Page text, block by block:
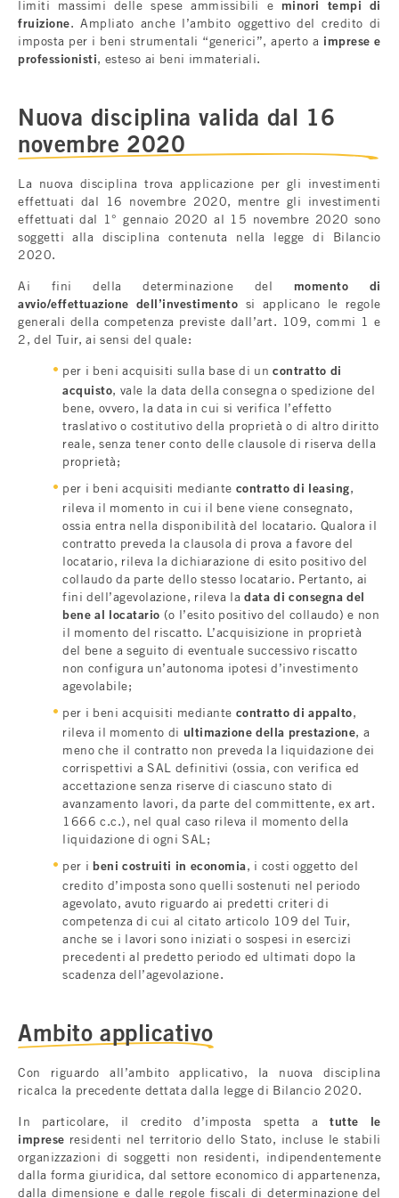
limiti massimi delle spese ammissibili e minori tempi di
fruizione. Ampliato anche l’ambito oggettivo del credito di
imposta per i beni strumentali “generici”, aperto a imprese e
professionisti, esteso ai beni immateriali.
Nuova disciplina valida dal 16
novembre 2020
La nuova disciplina trova applicazione per gli investimenti
effettuati dal 16 novembre 2020, mentre gli investimenti
effettuati dal 1° gennaio 2020 al 15 novembre 2020 sono
soggetti alla disciplina contenuta nella legge di Bilancio
2020.
Ai fini della determinazione del momento di
avvio/effettuazione dell’investimento si applicano le regole
generali della competenza previste dall’art. 109, commi 1 e
2, del Tuir, ai sensi del quale:
per i beni acquisiti sulla base di uncontratto di
acquisto, vale la data della consegna o spedizione del
bene, ovvero, la data in cui si verifica l’effetto
traslativo o costitutivo della proprietà o di altro diritto
reale, senza tener conto delle clausole di riserva della
proprietà;
per i beni acquisiti mediante contratto di leasing,
rileva il momento in cui il bene viene consegnato,
ossia entra nella disponibilità del locatario. Qualora il
contratto preveda la clausola di prova a favore del
locatario, rileva la dichiarazione di esito positivo del
collaudo da parte dello stesso locatario. Pertanto, ai
fini dell’agevolazione, rileva ladata di consegna del
bene al locatario (o l’esito positivo del collaudo) e non
il momento del riscatto. L’acquisizione in proprietà
del bene a seguito di eventuale successivo riscatto
non configura un’autonoma ipotesi d’investimento
agevolabile;
per i beni acquisiti mediante contratto di appalto,
rileva il momento di ultimazione della prestazione, a
meno che il contratto non preveda la liquidazione dei
corrispettivi a SAL definitivi (ossia, con verifica ed
accettazione senza riserve di ciascuno stato di
avanzamento lavori, da parte del committente, ex art.
1666 c.c.), nel qual caso rileva il momento della
liquidazione di ogni SAL;
per i beni costruiti in economia, i costi oggetto del
credito d’imposta sono quelli sostenuti nel periodo
agevolato, avuto riguardo ai predetti criteri di
competenza di cui al citato articolo 109 del Tuir,
anche se i lavori sono iniziati o sospesi in esercizi
precedenti al predetto periodo ed ultimati dopo la
scadenza dell’agevolazione.
Ambito applicativo
Con riguardo all’ambito applicativo, la nuova disciplina
ricalca la precedente dettata dalla legge di Bilancio 2020.
In particolare, il credito d’imposta spetta atutte le
imprese residenti nel territorio dello Stato, incluse le stabili
organizzazioni di soggetti non residenti, indipendentemente
dalla forma giuridica, dal settore economico di appartenenza,
dalla dimensione e dalle regole fiscali di determinazione del